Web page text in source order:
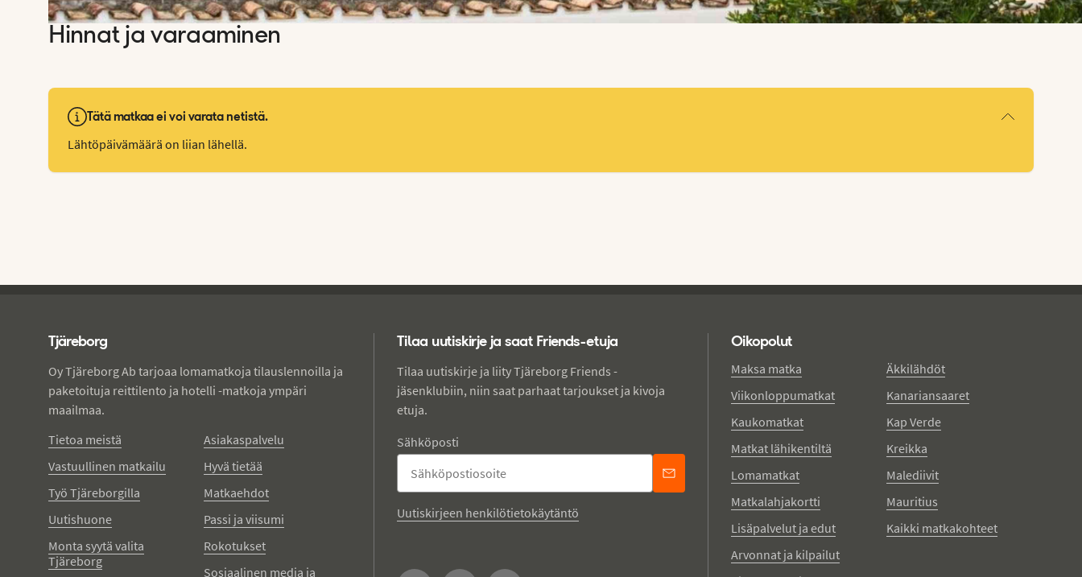
Hinnat ja varaaminen
Tätä matkaa ei voi varata netistä.
Lähtöpäivämäärä on liian lähellä.
Tjäreborg
Oy Tjäreborg Ab tarjoaa lomamatkoja tilauslennoilla ja
paketoituja reittilento ja hotelli -matkoja ympäri
maailmaa.
Tietoa meistä
Vastuullinen matkailu
Työ Tjäreborgilla
Uutishuone
Monta syytä valita
Tjäreborg
Asiakaspalvelu
Hyvä tietää
Matkaehdot
Passi ja viisumi
Rokotukset
Sosiaalinen media ja
Tilaa uutiskirje ja saat Friends-etuja
Tilaa uutiskirje ja liity Tjäreborg Friends -
jäsenklubiin, niin saat parhaat tarjoukset ja kivoja
etuja.
Sähköposti
Uutiskirjeen henkilötietokäytäntö
Oikopolut
Maksa matka
Viikonloppumatkat
Kaukomatkat
Matkat lähikentiltä
Lomamatkat
Matkalahjakortti
Lisäpalvelut ja edut
Arvonnat ja kilpailut
Äkkilähdöt
Kanariansaaret
Kap Verde
Kreikka
Malediivit
Mauritius
Kaikki matkakohteet